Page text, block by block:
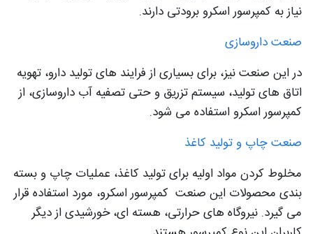
نیاز به کمپرسور اسکرو برودتی دارند.
صنعت داروسازی
در این صنعت نیز، برای بسیاری از فرایند های تولید دارو، تهویه
اتاق های تولید، سیستم تزریق و حتی تصفیه آب داروسازی، از
کمپرسور اسکرو استفاده می شود.
صنعت چاپ و تولید کاغذ
مخلوط کردن مواد اولیه برای تولید کاغذ، عملیات چاپ و بسته
بندی محصولات این صنعت کمپرسور اسکرو، مورد استفاده قرار
می گیرد. نیروگاه های حرارتی، هسته ای، خورشیدی از دیگر